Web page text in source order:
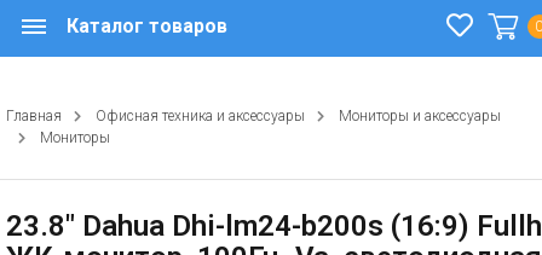
Каталог товаров
Главная Офисная техника и аксессуары
Мониторы и аксессуары
Мониторы
23.8" Dahua Dhi-lm24-b200s (16:9)